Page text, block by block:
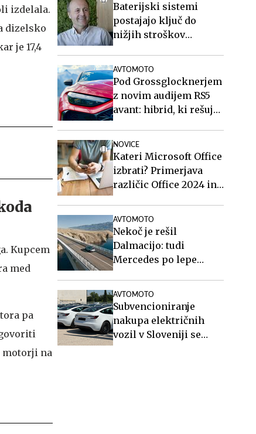
izdelala.
dizelsko
je 17,4
Kupcem
med
pa
motorji na
Baterijski sistemi
postajajo ključ do
nižjih stroškov
AVTOMOTO
Pod Grossglocknerjem
z novim audijem RS5
avant: hibrid, ki rešuje
NOVICE
Kateri Microsoft Office
izbrati? Primerjava
različic Office 2024 in
AVTOMOTO
Nekoč je rešil
Dalmacijo: tudi
Mercedes po lepe
AVTOMOTO
Subvencioniranje
nakupa električnih
vozil v Sloveniji se